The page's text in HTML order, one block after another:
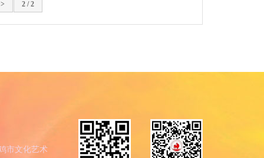
2 / 2
市文化艺术